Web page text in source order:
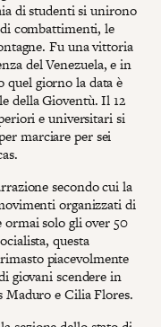
di studenti si unirono
combattimenti, le
Fu una vittoria
del Venezuela, e in
quel giorno la data è
della Gioventù. Il 12
e universitari si
marciare per sei
secondo cui la
organizzati di
ormai solo gli over 50
questa
piacevolmente
giovani scendere in
Maduro e Cilia Flores.